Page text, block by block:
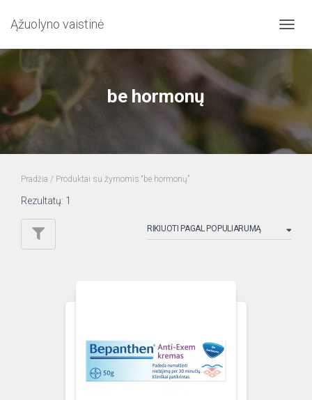
Ąžuolyno vaistinė
be hormonų
Pradžia / Produktai su žymomis “be hormonų”
Rezultatų: 1